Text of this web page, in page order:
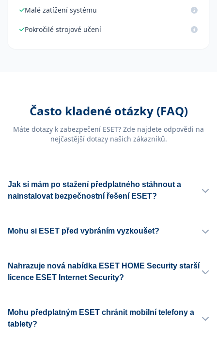
Malé zatížení systému
Pokročilé strojové učení
Často kladené otázky (FAQ)
Máte dotazy k zabezpečení ESET? Zde najdete odpovědi na
nejčastější dotazy našich zákazníků.
Jak si mám po stažení předplatného stáhnout a
nainstalovat bezpečnostní řešení ESET?
Mohu si ESET před vybráním vyzkoušet?
Nahrazuje nová nabídka ESET HOME Security starší
licence ESET Internet Security?
Mohu předplatným ESET chránit mobilní telefony a
tablety?